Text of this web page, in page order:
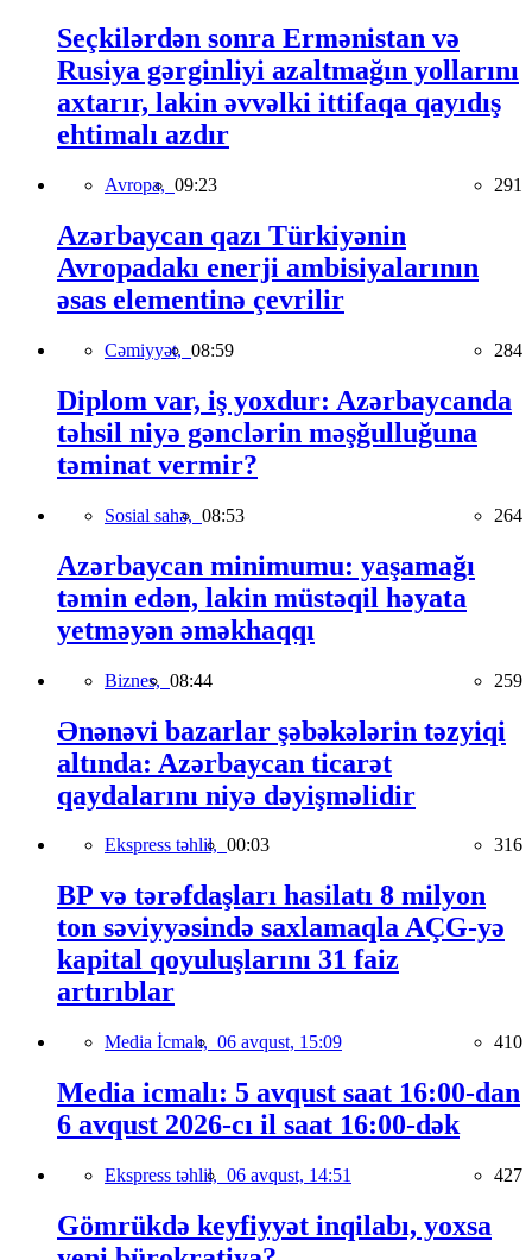
Seçkilərdən sonra Ermənistan və
Rusiya gərginliyi azaltmağın yollarını
axtarır, lakin əvvəlki ittifaqa qayıdış
ehtimalı azdır
Avropa, 09:23 291
Azərbaycan qazı Türkiyənin
Avropadakı enerji ambisiyalarının
əsas elementinə çevrilir
Cəmiyyət, 08:59 284
Diplom var, iş yoxdur: Azərbaycanda
təhsil niyə gənclərin məşğulluğuna
təminat vermir?
Sosial sahə, 08:53 264
Azərbaycan minimumu: yaşamağı
təmin edən, lakin müstəqil həyata
yetməyən əməkhaqqı
Biznes, 08:44 259
Ənənəvi bazarlar şəbəkələrin təzyiqi
altında: Azərbaycan ticarət
qaydalarını niyə dəyişməlidir
Ekspress təhlil, 00:03 316
BP və tərəfdaşları hasilatı 8 milyon
ton səviyyəsində saxlamaqla AÇG-yə
kapital qoyuluşlarını 31 faiz
artırıblar
Media İcmalı, 06 avqust, 15:09 410
Media icmalı: 5 avqust saat 16:00-dan
6 avqust 2026-cı il saat 16:00-dək
Ekspress təhlil, 06 avqust, 14:51 427
Gömrükdə keyfiyyət inqilabı, yoxsa